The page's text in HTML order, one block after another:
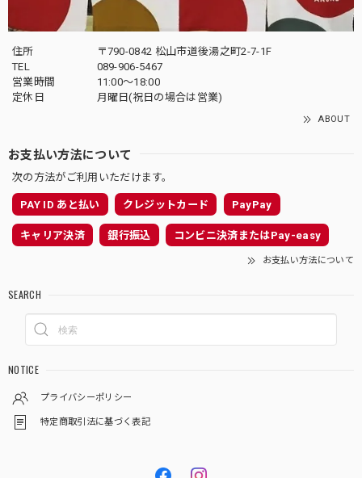
住所
〒790-0842 松山市道後湯之町2-7-1F
TEL
089-906-5467
営業時間
11:00〜18:00
定休日
月曜日(祝日の場合は営業)
ABOUT
お支払い方法について
次の方法がご利用いただけます。
PAY ID あと払い クレジットカード PayPay
キャリア決済 銀行振込 コンビニ決済またはPay-easy
お支払い方法について
SEARCH
NOTICE
プライバシーポリシー
特定商取引法に基づく表記